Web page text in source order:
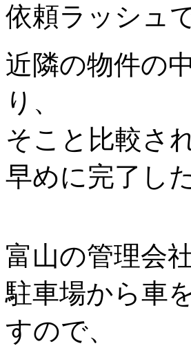
依頼ラッシュ
近隣の物件の
り、
そこと比較さ
早めに完了し
富山の管理会
駐車場から車
すので、